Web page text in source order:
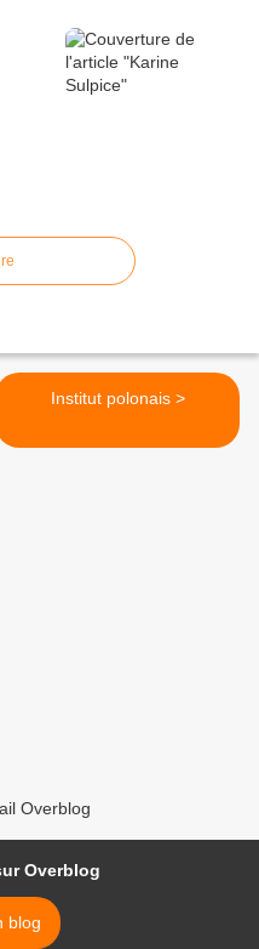
Institut polonais >
Overblog
Overblog
blog